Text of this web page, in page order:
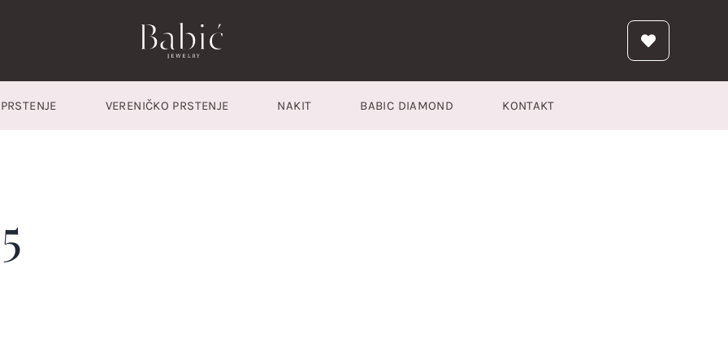
PRSTENJE VERENIČKO PRSTENJE NAKIT BABIC DIAMOND KONTAKT